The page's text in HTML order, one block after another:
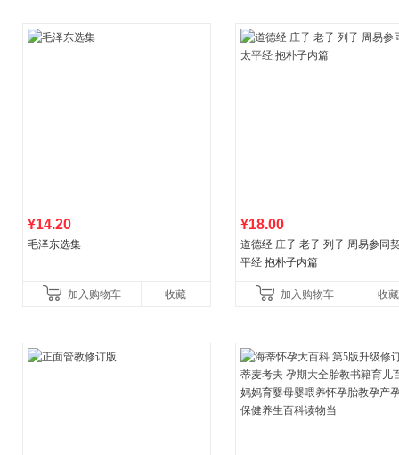
¥14.20
毛泽东选集
加入购物车 收藏
¥18.00
道德经 庄子 老子 列子 周易参同
平经 抱朴子内篇
加入购物车 收藏